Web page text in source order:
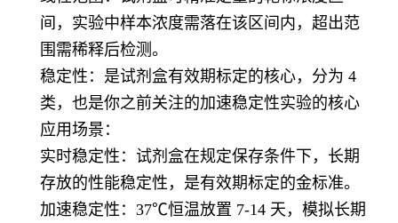
间，实验中样本浓度需落在该区间内，超出范
围需稀释后检测。
稳定性：是试剂盒有效期标定的核心，分为 4
类，也是你之前关注的加速稳定性实验的核心
应用场景：
实时稳定性：试剂盒在规定保存条件下，长期
存放的性能稳定性，是有效期标定的金标准。
加速稳定性：37℃恒温放置 7-14 天，模拟长期